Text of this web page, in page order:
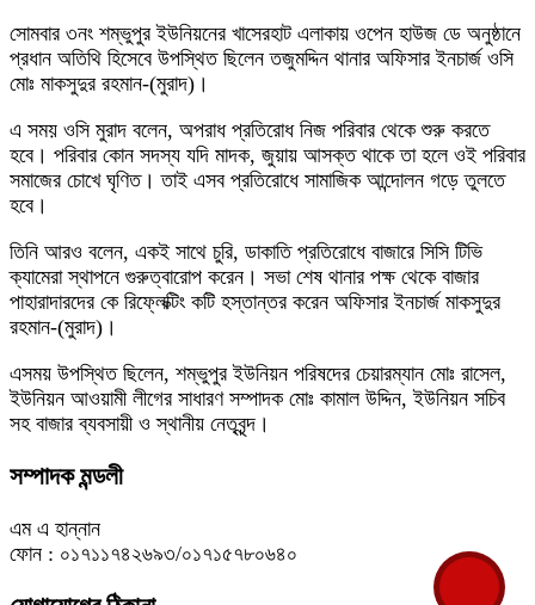
সোমবার ৩নং শম্ভুপুর ইউনিয়নের খাসেরহাট এলাকায় ওপেন হাউজ ডে অনুষ্ঠানে
প্রধান অতিথি হিসেবে উপস্থিত ছিলেন তজুমদ্দিন থানার অফিসার ইনচার্জ ওসি
মোঃ মাকসুদুর রহমান-(মুরাদ)।
এ সময় ওসি মুরাদ বলেন, অপরাধ প্রতিরোধ নিজ পরিবার থেকে শুরু করতে
হবে। পরিবার কোন সদস্য যদি মাদক, জুয়ায় আসক্ত থাকে তা হলে ওই পরিবার
সমাজের চোখে ঘৃণিত। তাই এসব প্রতিরোধে সামাজিক আন্দোলন গড়ে তুলতে
হবে।
তিনি আরও বলেন, একই সাথে চুরি, ডাকাতি প্রতিরোধে বাজারে সিসি টিভি
ক্যামেরা স্থাপনে গুরুত্বারোপ করেন। সভা শেষ থানার পক্ষ থেকে বাজার
পাহারাদারদের কে রিফ্লেক্টিং কটি হস্তান্তর করেন অফিসার ইনচার্জ মাকসুদুর
রহমান-(মুরাদ)।
এসময় উপস্থিত ছিলেন, শম্ভুপুর ইউনিয়ন পরিষদের চেয়ারম্যান মোঃ রাসেল,
ইউনিয়ন আওয়ামী লীগের সাধারণ সম্পাদক মোঃ কামাল উদ্দিন, ইউনিয়ন সচিব
সহ বাজার ব্যবসায়ী ও স্থানীয় নেতৃবৃন্দ।
সম্পাদক মন্ডলী
এম এ হান্নান
ফোন : ০১৭১১৭৪২৬৯৩/০১৭১৫৭৮০৬৪০